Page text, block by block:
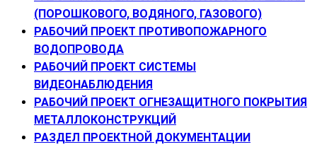
(ПОРОШКОВОГО, ВОДЯНОГО, ГАЗОВОГО)
РАБОЧИЙ ПРОЕКТ ПРОТИВОПОЖАРНОГО
ВОДОПРОВОДА
РАБОЧИЙ ПРОЕКТ СИСТЕМЫ
ВИДЕОНАБЛЮДЕНИЯ
РАБОЧИЙ ПРОЕКТ ОГНЕЗАЩИТНОГО ПОКРЫТИЯ
МЕТАЛЛОКОНСТРУКЦИЙ
РАЗДЕЛ ПРОЕКТНОЙ ДОКУМЕНТАЦИИ